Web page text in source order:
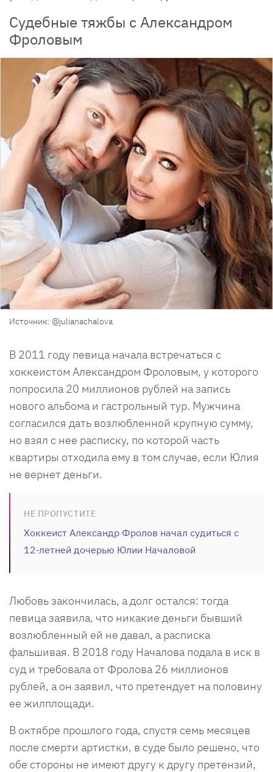
Судебные тяжбы с Александром
Фроловым
Источник: @julianachalova
В 2011 году певица начала встречаться с
хоккеистом Александром Фроловым, у которого
попросила 20 миллионов рублей на запись
нового альбома и гастрольный тур. Мужчина
согласился дать возлюбленной крупную сумму,
но взял с нее расписку, по которой часть
квартиры отходила ему в том случае, если Юлия
не вернет деньги.
НЕ ПРОПУСТИТЕ
Хоккеист Александр Фролов начал судиться с
12-летней дочерью Юлии Началовой
Любовь закончилась, а долг остался: тогда
певица заявила, что никакие деньги бывший
возлюбленный ей не давал, а расписка
фальшивая. В 2018 году Началова подала в иск в
суд и требовала от Фролова 26 миллионов
рублей, а он заявил, что претендует на половину
ее жилплощади.
В октябре прошлого года, спустя семь месяцев
после смерти артистки, в суде было решено, что
обе стороны не имеют другу к другу претензий,